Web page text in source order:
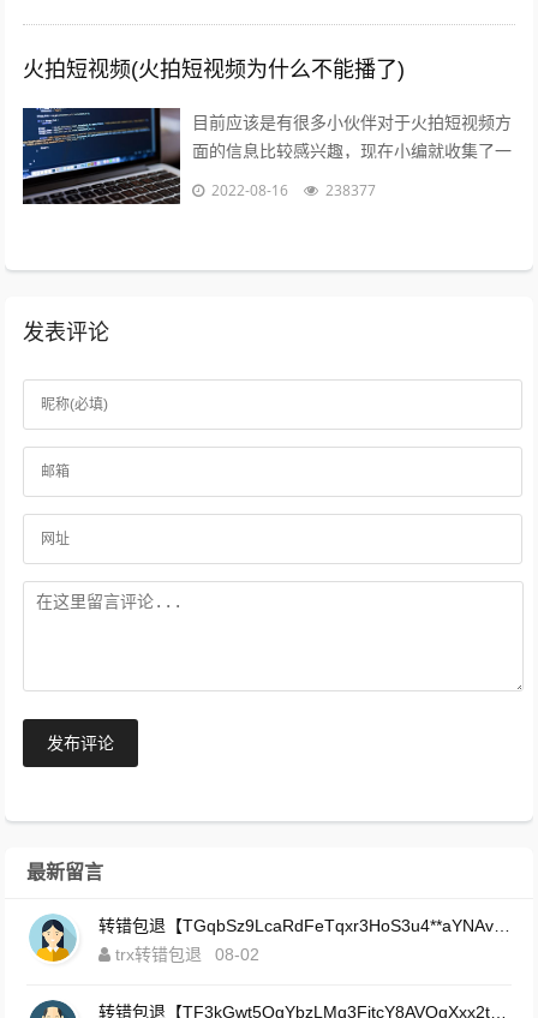
火拍短视频(火拍短视频为什么不能播了)
目前应该是有很多小伙伴对于火拍短视频方
面的信息比较感兴趣，现在小编就收集了一
些与火拍短视频为什么不能播了相关的信息
2022-08-16 238377
发表评论
发布评论
最新留言
trx转错包退
08-02